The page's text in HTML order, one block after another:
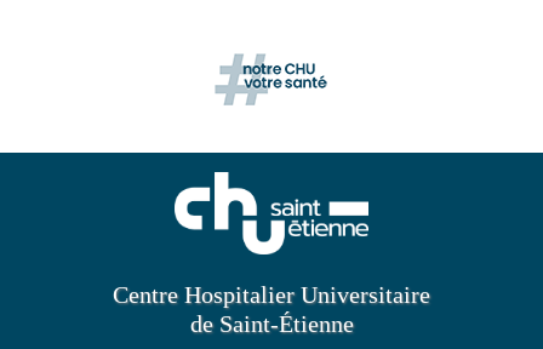
Centre Hospitalier Universitaire
de Saint-Étienne